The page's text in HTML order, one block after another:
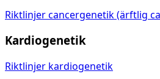
Riktlinjer cancergenetik (ärftlig
Kardiogenetik
Riktlinjer kardiogenetik